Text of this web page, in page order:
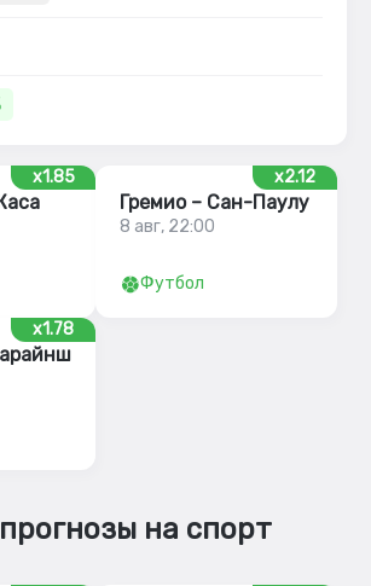
x1.85 x2.12
Гремио – Сан-Паулу
8 авг, 22:00
Футбол
x1.78
на спорт